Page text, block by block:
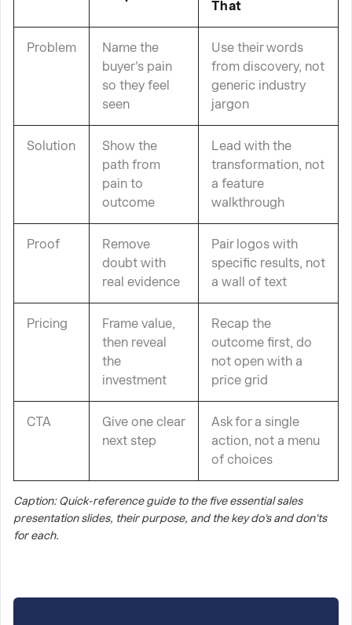
That
Problem
Name the
buyer's pain
so they feel
seen
Use their words
from discovery, not
generic industry
jargon
Solution
Show the
path from
pain to
outcome
Lead with the
transformation, not
a feature
walkthrough
Proof
Remove
doubt with
real evidence
Pair logos with
specific results, not
a wall of text
Pricing
Frame value,
then reveal
the
investment
Recap the
outcome first, do
not open with a
price grid
CTA
Give one clear
next step
Ask for a single
action, not a menu
of choices
Caption: Quick-reference guide to the five essential sales
presentation slides, their purpose, and the key do's and don'ts
for each.